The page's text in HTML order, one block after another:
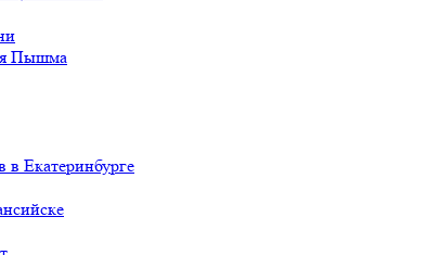
Пышма
в Екатеринбурге